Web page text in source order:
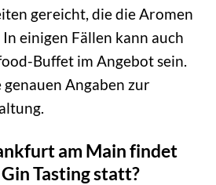
gereicht, die die Aromen
einigen Fällen kann auch
Buffet im Angebot sein.
Angaben zur
am Main findet
Tasting statt?